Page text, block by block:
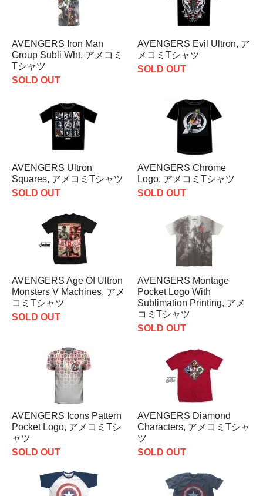
AVENGERS Iron Man
Group Subli Wht, アメコミ
Tシャツ
SOLD OUT
AVENGERS Evil Ultron, ア
メコミTシャツ
SOLD OUT
AVENGERS Ultron
Squares, アメコミTシャツ
SOLD OUT
AVENGERS Chrome
Logo, アメコミTシャツ
SOLD OUT
AVENGERS Age Of Ultron
Monsters V Machines, アメ
コミTシャツ
SOLD OUT
AVENGERS Montage
Pocket Logo With
Sublimation Printing, アメ
コミTシャツ
SOLD OUT
AVENGERS Icons Pattern
Pocket Logo, アメコミTシ
ャツ
SOLD OUT
AVENGERS Diamond
Characters, アメコミTシャ
ツ
SOLD OUT